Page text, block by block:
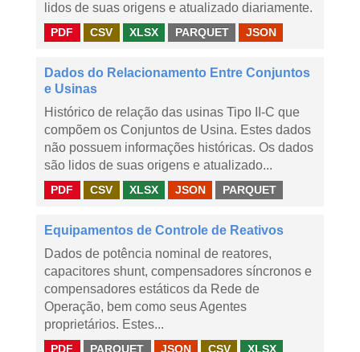
lidos de suas origens e atualizado diariamente.
PDF CSV XLSX PARQUET JSON
Dados do Relacionamento Entre Conjuntos
e Usinas
Histórico de relação das usinas Tipo II-C que
compõem os Conjuntos de Usina. Estes dados
não possuem informações históricas. Os dados
são lidos de suas origens e atualizado...
PDF CSV XLSX JSON PARQUET
Equipamentos de Controle de Reativos
Dados de potência nominal de reatores,
capacitores shunt, compensadores síncronos e
compensadores estáticos da Rede de
Operação, bem como seus Agentes
proprietários. Estes...
PDF PARQUET JSON CSV XLSX